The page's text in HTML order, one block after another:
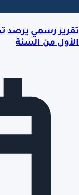
تقرير رسمي يرصد
الأول من السنة